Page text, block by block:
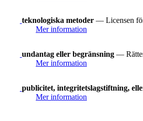
teknologiska metoder — Licensen
Mer information
undantag eller begränsning —
Mer information
publicitet, integritetslagstiftning,
Mer information